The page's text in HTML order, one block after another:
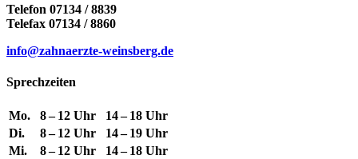
Telefon 07134 / 8839
Telefax 07134 / 8860
info@zahnaerzte-weinsberg.de
Sprechzeiten
Mo. 8 – 12 Uhr
14 – 18 Uhr
Di.
8 – 12 Uhr
14 – 19 Uhr
Mi.
8 – 12 Uhr
14 – 18 Uhr